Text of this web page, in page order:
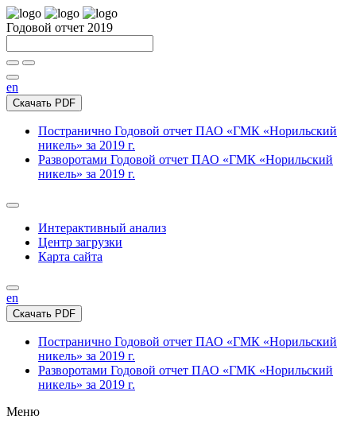
Годовой отчет 2019
en
Скачать PDF
Постранично Годовой отчет ПАО «ГМК «Норильский
никель» за 2019 г.
Разворотами Годовой отчет ПАО «ГМК «Норильский
никель» за 2019 г.
Интерактивный анализ
Центр загрузки
Карта сайта
en
Скачать PDF
Постранично Годовой отчет ПАО «ГМК «Норильский
никель» за 2019 г.
Разворотами Годовой отчет ПАО «ГМК «Норильский
никель» за 2019 г.
Меню